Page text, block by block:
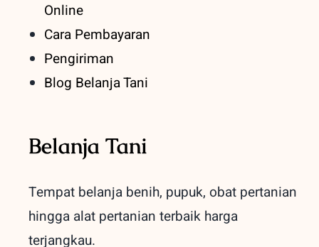
Online
Cara Pembayaran
Pengiriman
Blog Belanja Tani
Belanja Tani
Tempat belanja benih, pupuk, obat pertanian
hingga alat pertanian terbaikharga
terjangkau.